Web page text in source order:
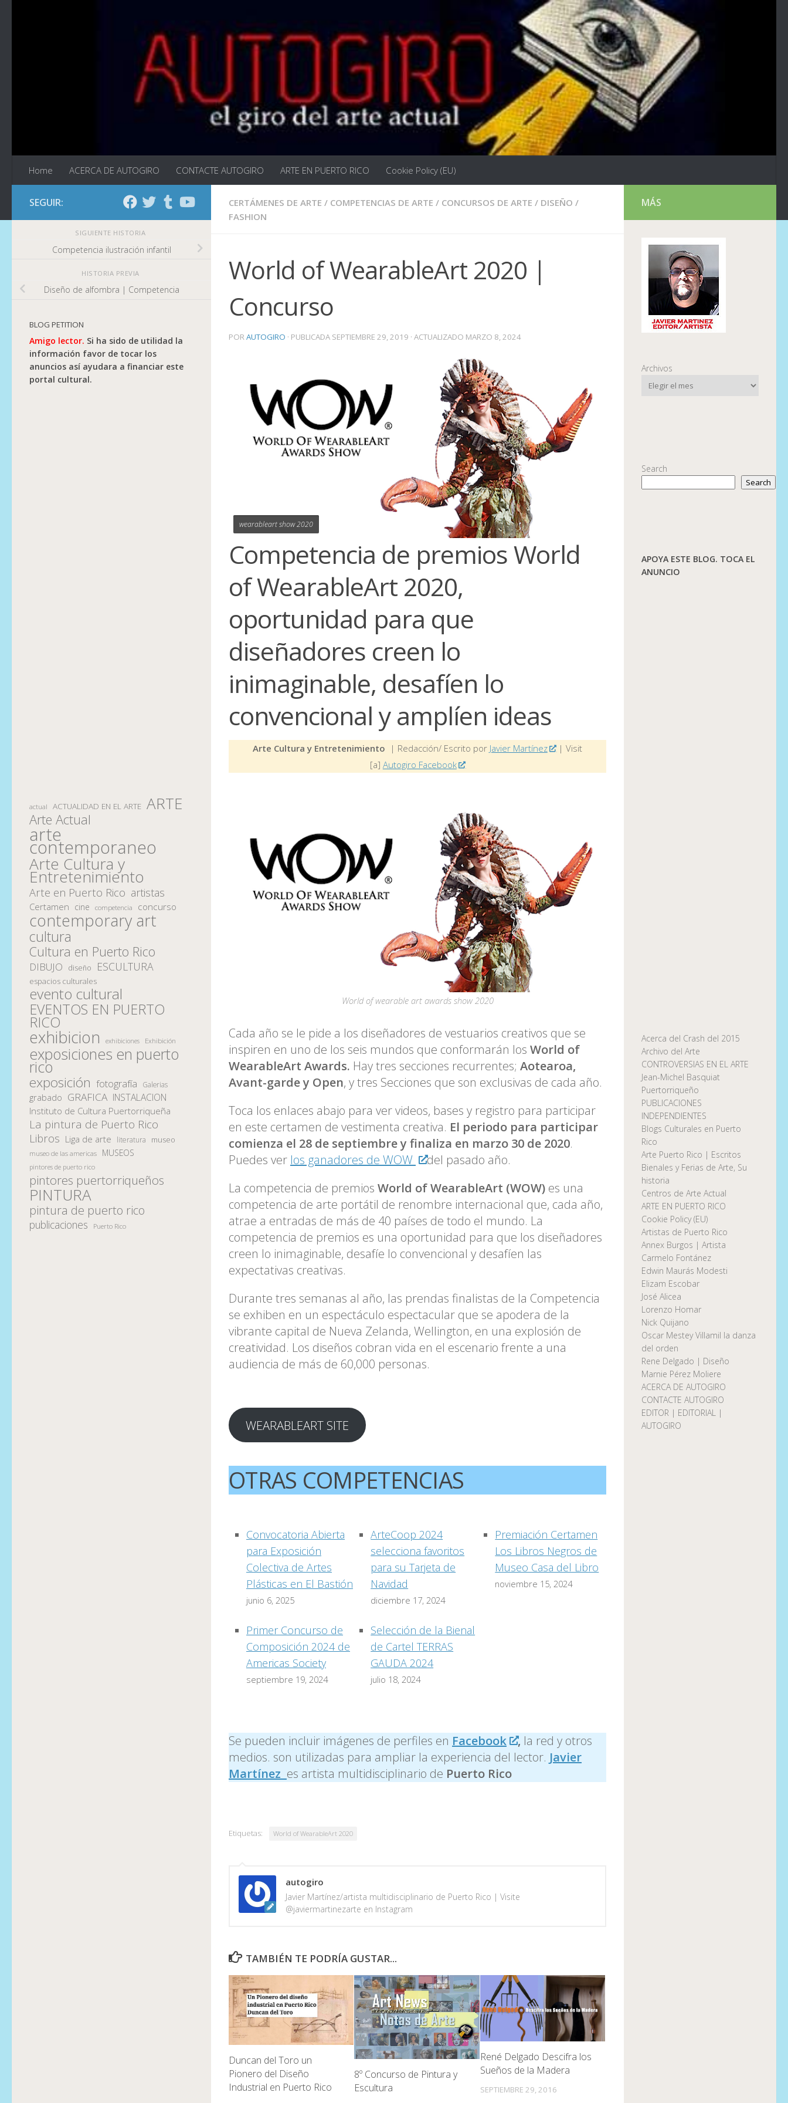
Home ACERCA DE AUTOGIRO CONTACTE AUTOGIRO ARTE EN PUERTO RICO Cookie Policy (EU)
CERTÁMENES DE ARTE / COMPETENCIAS DE ARTE / CONCURSOS DE ARTE / DISEÑO /
FASHION
World of WearableArt 2020 |
Concurso
PORAUTOGIRO · PUBLICADA SEPTIEMBRE 29, 2019 · ACTUALIZADO MARZO 8, 2024
wearableart show 2020
Competencia de premios World
of WearableArt 2020,
oportunidad para que
diseñadores creen lo
inimaginable, desafíen lo
convencional y amplíen ideas
Arte Cultura y Entretenimiento | Redacción/ Escrito por Javier Martínez
| Visit
[a] Autogiro Facebook
World of wearable art awards show 2020
Cada año se le pide a los diseñadores de vestuarios creativos que se
inspiren en uno de los seis mundos que conformarán los World of
WearableArt Awards. Hay tres secciones recurrentes; Aotearoa,
Avant-garde y Open, y tres Secciones que son exclusivas de cada año.
Toca los enlaces abajo para ver videos, bases y registro para participar
en este certamen de vestimenta creativa. El periodo para participar
comienza el 28 de septiembre y finaliza en marzo 30 de 2020.
Puedes ver los ganadores de WOW
del pasado año.
La competencia de premios World of WearableArt (WOW) es una
competencia de arte portátil de renombre internacional que, cada año,
atrae a entradas de más de 40 países de todo el mundo. La
competencia de premios es una oportunidad para que los diseñadores
creen lo inimaginable, desafíe lo convencional y desafíen las
expectativas creativas.
Durante tres semanas al año, las prendas finalistas de la Competencia
se exhiben en un espectáculo espectacular que se apodera de la
vibrante capital de Nueva Zelanda, Wellington, en una explosión de
creatividad. Los diseños cobran vida en el escenario frente a una
audiencia de más de 60,000 personas.
WEARABLEART SITE
OTRAS COMPETENCIAS
Convocatoria Abierta
para Exposición
Colectiva de Artes
Plásticas en El Bastión
junio 6, 2025
ArteCoop 2024
selecciona favoritos
para su Tarjeta de
Navidad
diciembre 17, 2024
Premiación Certamen
Los Libros Negros de
Museo Casa del Libro
noviembre 15, 2024
Primer Concurso de
Composición 2024 de
Americas Society
septiembre 19, 2024
Selección de la Bienal
de Cartel TERRAS
GAUDA 2024
julio 18, 2024
Se pueden incluir imágenes de perfiles en Facebook , la red y otros
medios. son utilizadas para ampliar la experiencia del lector. Javier
Martínez es artista multidisciplinario de Puerto Rico
Etiquetas: World of WearableArt 2020
autogiro
Javier Martínez/artista multidisciplinario de Puerto Rico | Visite
@javiermartinezarte en Instagram
TAMBIÉN TE PODRÍA GUSTAR...
Duncan del Toro un
Pionero del Diseño
Industrial en Puerto Rico
8º Concurso de Pintura y
Escultura
René Delgado Descifra los
Sueños de la Madera
SEPTIEMBRE 29, 2016
SEGUIR:
SIGUIENTE HISTORIA
Competencia ilustración infantil
HISTORIA PREVIA
Diseño de alfombra | Competencia
BLOG PETITION
Amigo lector. Si ha sido de utilidad la
información favor de tocar los
anuncios así ayudara a financiar este
portal cultural.
actual ACTUALIDAD EN EL ARTE ARTE
Arte Actual
arte
contemporaneo
Arte Cultura y
Entretenimiento
Arte en Puerto Rico artistas
Certamen cine competencia concurso
contemporary art
cultura
Cultura en Puerto Rico
DIBUJO diseño ESCULTURA
espacios culturales
evento cultural
EVENTOS EN PUERTO
RICO
exhibicion exhibiciones Exhibición
exposiciones en puerto
rico
exposición fotografía Galerias
grabado GRAFICA INSTALACION
Instituto de Cultura Puertorriqueña
La pintura de Puerto Rico
Libros Liga de arte literatura museo
museo de las americas MUSEOS
pintores de puerto rico
pintores puertorriqueños
PINTURA
pintura de puerto rico
publicaciones Puerto Rico
MÁS
Archivos
Search
Search
APOYA ESTE BLOG. TOCA EL
ANUNCIO
Acerca del Crash del 2015
Archivo del Arte
CONTROVERSIAS EN EL ARTE
Jean-Michel Basquiat
Puertorriqueño
PUBLICACIONES
INDEPENDIENTES
Blogs Culturales en Puerto
Rico
Arte Puerto Rico | Escritos
Bienales y Ferias de Arte, Su
historia
Centros de Arte Actual
ARTE EN PUERTO RICO
Cookie Policy (EU)
Artistas de Puerto Rico
Annex Burgos | Artista
Carmelo Fontánez
Edwin Maurás Modesti
Elizam Escobar
José Alicea
Lorenzo Homar
Nick Quijano
Oscar Mestey Villamil la danza
del orden
Rene Delgado | Diseño
Marnie Pérez Moliere
ACERCA DE AUTOGIRO
CONTACTE AUTOGIRO
EDITOR | EDITORIAL |
AUTOGIRO